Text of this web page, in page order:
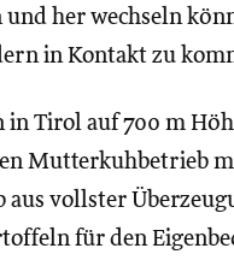
her wechseln
in Kontakt zu
in Tirol auf 700 m
Mutterkuhbetrieb
vollster
für den